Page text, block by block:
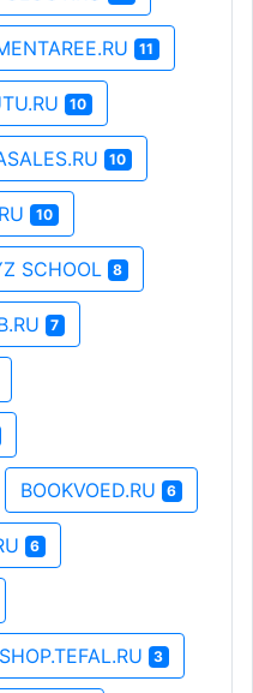
11
10
10
10
SCHOOL 8
7
BOOKVOED.RU 6
6
SHOP.TEFAL.RU 3